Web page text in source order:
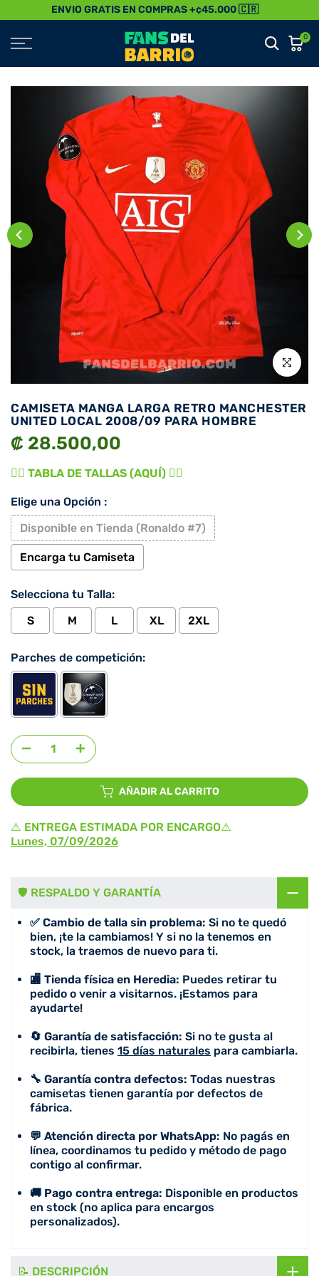
Contenido
ENVIO GRATIS EN COMPRAS +¢45.000 🇨🇷
0
Click para
CAMISETA MANGA LARGA RETRO MANCHESTER
UNITED LOCAL 2008/09 PARA HOMBRE
₡ 28.500,00
👉🏾 TABLA DE TALLAS (AQUÍ) 👈🏾
Elige una Opción :
Disponible en Tienda (Ronaldo #7)
Encarga tu Camiseta
Selecciona tu Talla:
S
M L XL 2XL
Parches de competición:
Agregar selección
AÑADIR AL CARRITO
⚠️ ENTREGA ESTIMADA POR ENCARGO⚠️
Lunes, 07/09/2026
🛡️ RESPALDO Y GARANTÍA
✅ Cambio de talla sin problema: Si no te quedó
bien, ¡te la cambiamos! Y si no la tenemos en
stock, la traemos de nuevo para ti.
🏬 Tienda física en Heredia: Puedes retirar tu
pedido o venir a visitarnos. ¡Estamos para
ayudarte!
🔄 Garantía de satisfacción: Si no te gusta al
recibirla, tienes 15 días naturales para cambiarla.
🔧 Garantía contra defectos: Todas nuestras
camisetas tienen garantía por defectos de
fábrica.
💬 Atención directa por WhatsApp: No pagás en
línea, coordinamos tu pedido y método de pago
contigo al confirmar.
🚚 Pago contra entrega: Disponible en productos
en stock (no aplica para encargos
personalizados).
📝 DESCRIPCIÓN